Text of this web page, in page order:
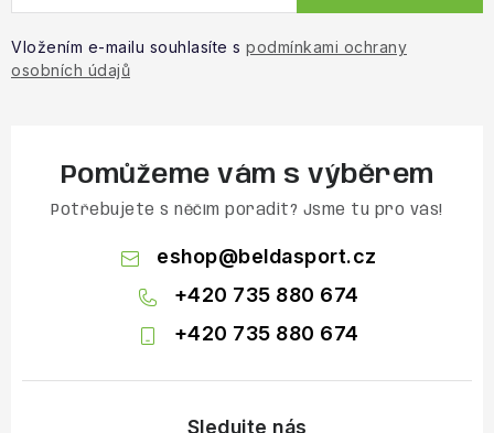
Vložením e-mailu souhlasíte s podmínkami ochrany
osobních údajů
Pomůžeme vám s výběrem
Potřebujete s něčím poradit? Jsme tu pro vás!
eshop@beldasport.cz
+420 735 880 674
+420 735 880 674